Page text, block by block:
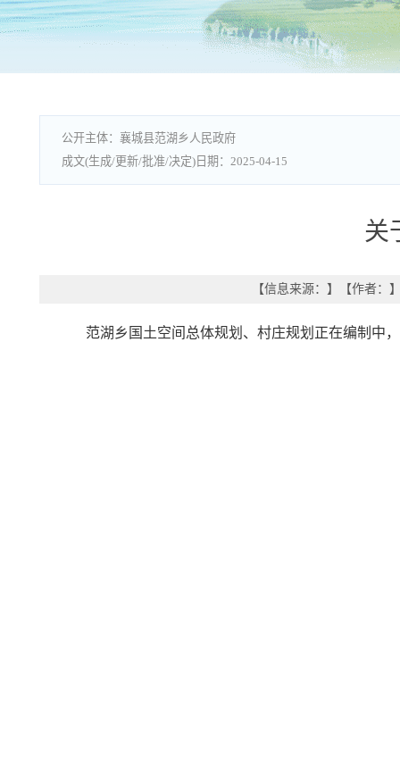
襄城县范湖乡人民政府
2025-04-15
关
【信息来源： 】 【作者：
范湖乡国土空间总体规划、村庄规划正在编制中